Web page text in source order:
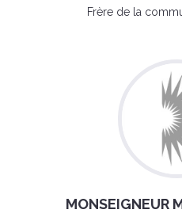
Frère de la
MONSEIGNEUR